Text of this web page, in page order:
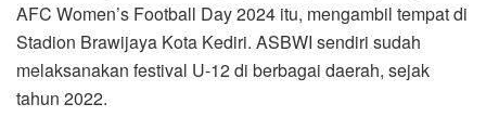
AFC Women’s Football Day 2024 itu, mengambil tempat di
Stadion Brawijaya Kota Kediri. ASBWI sendiri sudah
melaksanakan festival U-12 di berbagai daerah, sejak
tahun 2022.